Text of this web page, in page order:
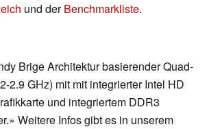
und derBenchmarkliste.
Brige Architektur basierender Quad-
2.9 GHz) mit mit integrierter Intel HD
und integriertem DDR3
Weitere Infos gibt es in unserem